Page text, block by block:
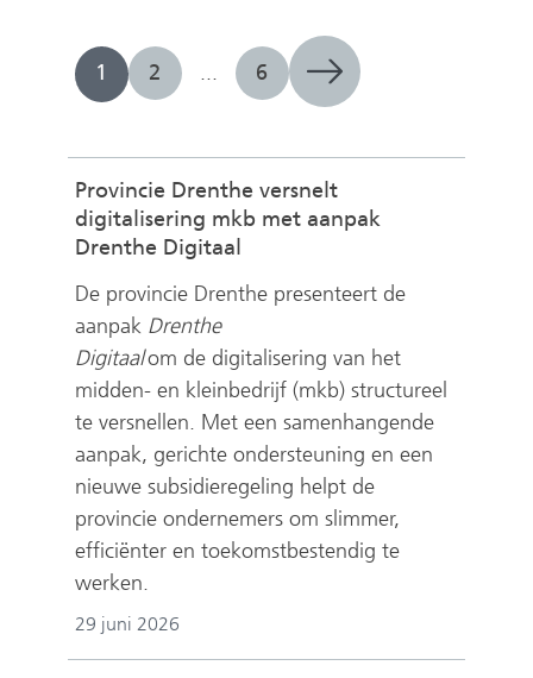
n
1 2 ... 6
Provincie Drenthe versnelt
digitalisering mkb met aanpak
Drenthe Digitaal
De provincie Drenthe presenteert de
aanpak Drenthe
Digitaalom de digitalisering van het
midden- en kleinbedrijf (mkb) structureel
te versnellen. Met een samenhangende
aanpak, gerichte ondersteuning en een
nieuwe subsidieregeling helpt de
provincie ondernemers om slimmer,
efficiënter en toekomstbestendig te
werken.
29 juni 2026